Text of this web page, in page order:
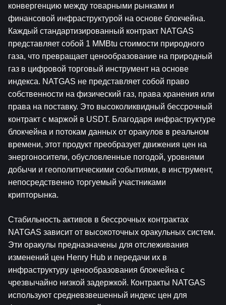
конвергенцию между товарными рынками и
финансовой инфраструктурой на основе блокчейна.
Каждый стандартизированный контракт NATGAS
представляет собой 1 MMBtu стоимости природного
газа, что превращает ценообразование на природный
газ в цифровой торговый инструмент на основе
индекса. NATGAS не представляет собой право
собственности на физический газ, права хранения или
права на поставку. Это высоколиквидный бессрочный
контракт с маржой в USDT. Благодаря инфраструктуре
блокчейна и потокам данных от оракулов в реальном
времени, этот продукт преобразует движения цен на
энергоносители, обусловленные погодой, уровнями
добычи и геополитическими событиями, в инструмент,
непосредственно торгуемый участниками
крипторынка.
Стабильность активов в бессрочных контрактах
NATGAS зависит от высокоточных оракульных систем.
Эти оракулы предназначены для отслеживания
изменений цен Henry Hub и передачи их в
инфраструктуру ценообразования блокчейна с
чрезвычайно низкой задержкой. Контракты NATGAS
используют средневзвешенный индекс цен для